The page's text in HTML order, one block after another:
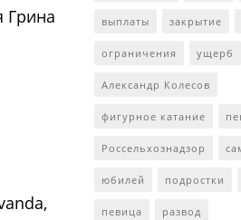
Грина выплаты закрытие
ограничения ущерб
Александр Колесов
фигурное катание
Россельхознадзор
юбилей подростки
певица развод